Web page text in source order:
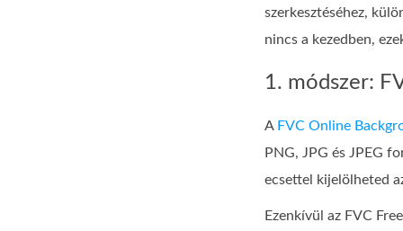
szerkesztéséhez,
nincs a kezedben,
1. módszer:
A FVC Online
PNG, JPG és JPEG
ecsettel kijelölheted
Ezenkívül az FVC